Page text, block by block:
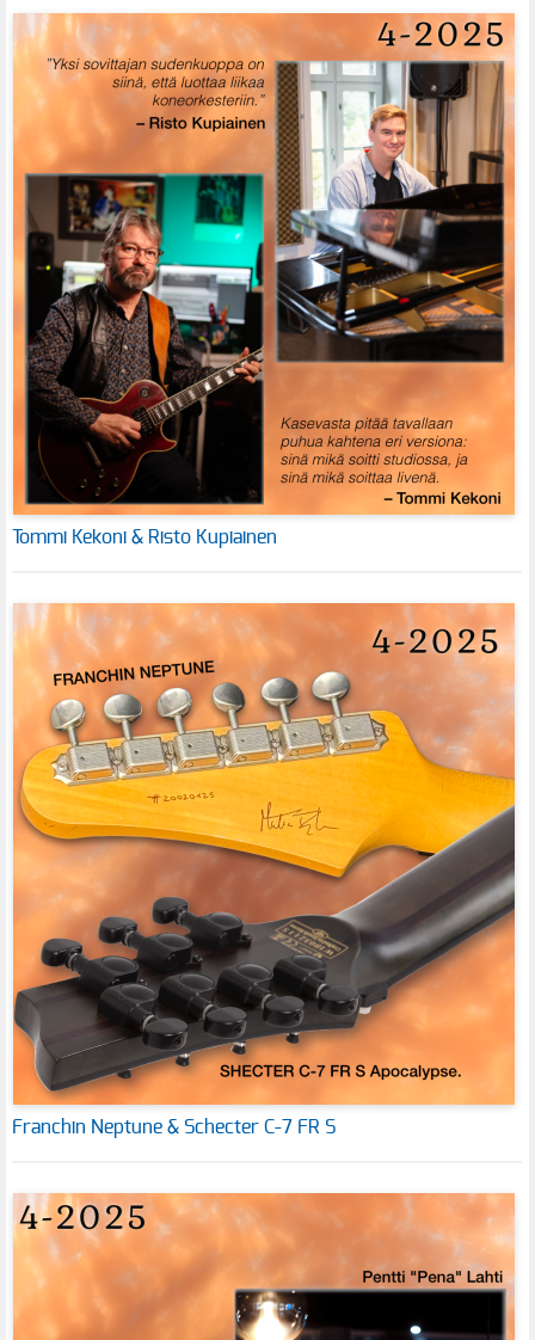
Tommi Kekoni & Risto Kupiainen
Franchin Neptune & Schecter C-7 FR S